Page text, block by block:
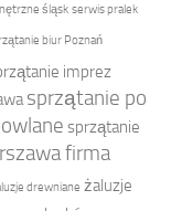
śląsk serwis pralek
biur Poznań
imprez
sprzątanie po
sprzątanie
firma
drewniane żaluzje